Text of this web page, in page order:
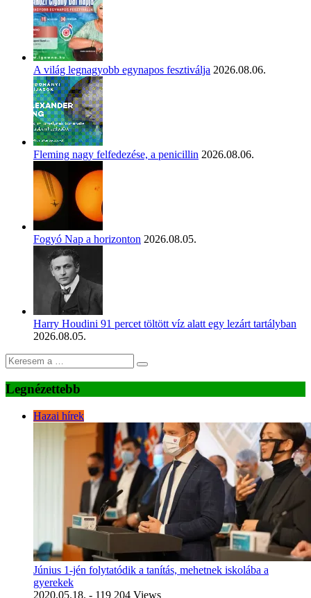
A világ legnagyobb egynapos fesztiválja 2026.08.06.
Fleming nagy felfedezése, a penicillin 2026.08.06.
Fogyó Nap a horizonton 2026.08.05.
Harry Houdini 91 percet töltött víz alatt egy lezárt tartályban
2026.08.05.
Legnézettebb
Hazai hírek
Június 1-jén folytatódik a tanítás, mehetnek iskolába a
gyerekek
2020.05.18. - 119 204 Views